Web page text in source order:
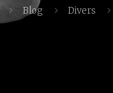
Blog Divers